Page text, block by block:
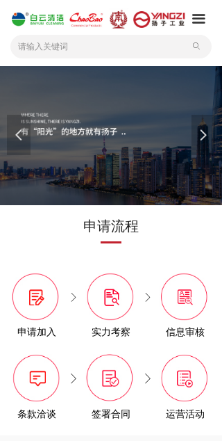
ꄙ
끀
申请流程
ꁕ ꁕ
ꁕ ꁕ
申请加入 实力考察 信息审核
条款洽谈 签署合同 运营活动
넳 넲